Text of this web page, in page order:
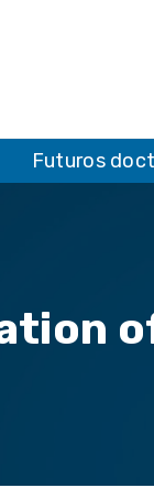
Futuros